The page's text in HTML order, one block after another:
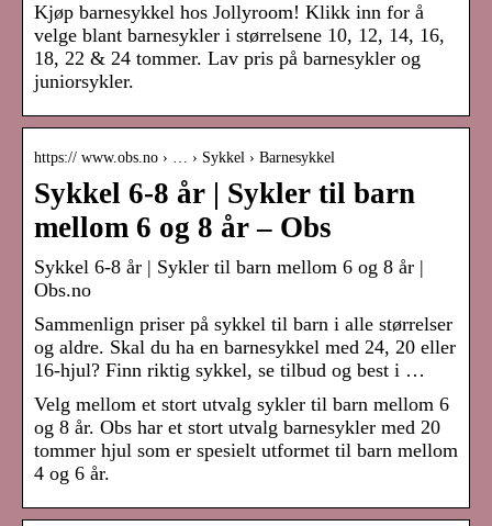
Kjøp barnesykkel hos Jollyroom! Klikk inn for å
velge blant barnesykler i størrelsene 10, 12, 14, 16,
18, 22 & 24 tommer. Lav pris på barnesykler og
juniorsykler.
https:// www.obs.no › … › Sykkel › Barnesykkel
Sykkel 6-8 år | Sykler til barn
mellom 6 og 8 år – Obs
Sykkel 6-8 år | Sykler til barn mellom 6 og 8 år |
Obs.no
Sammenlign priser på sykkel til barn i alle størrelser
og aldre. Skal du ha en barnesykkel med 24, 20 eller
16-hjul? Finn riktig sykkel, se tilbud og best i …
Velg mellom et stort utvalg sykler til barn mellom 6
og 8 år. Obs har et stort utvalg barnesykler med 20
tommer hjul som er spesielt utformet til barn mellom
4 og 6 år.